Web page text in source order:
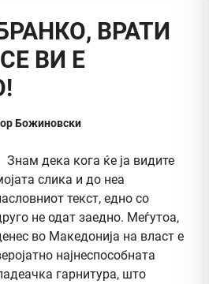
ВРАТИ
ВИ Е
Божиновски
Знам дека кога ќе ја видите
слика и до неа
текст, едно со
не одат заедно. Меѓутоа,
во Македонија на власт е
најнеспособната
гарнитура, што